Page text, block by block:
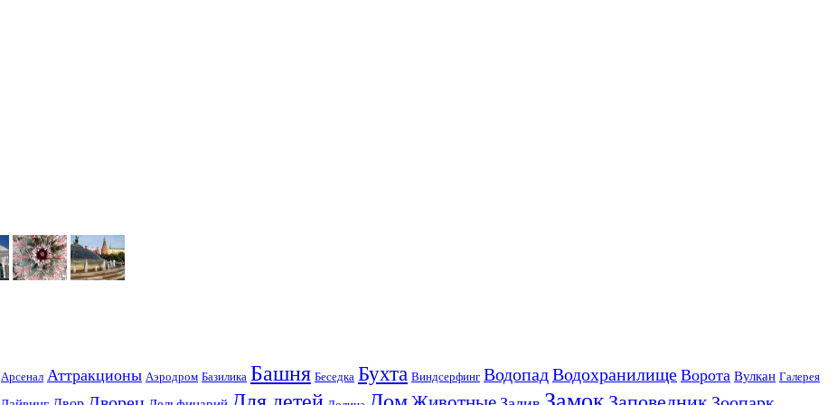
Арсенал Аттракционы Аэродром Базилика Башня Беседка Бухта Виндсерфинг ВодопадВодохранилище Ворота Вулкан Галерея